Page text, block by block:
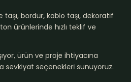
bordür, kablo taşı, dekoratif
ürünlerinde hızlı teklif ve
ürün ve proje ihtiyacına
sevkiyat seçenekleri sunuyoruz.